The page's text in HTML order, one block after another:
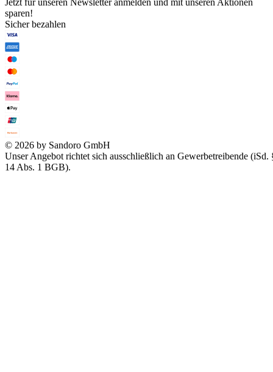
sparen!
Sicher bezahlen
© 2026 by Sandoro GmbH
Unser Angebot richtet sich ausschließlich an Gewerbetreibende (iSd.
14 Abs. 1 BGB).